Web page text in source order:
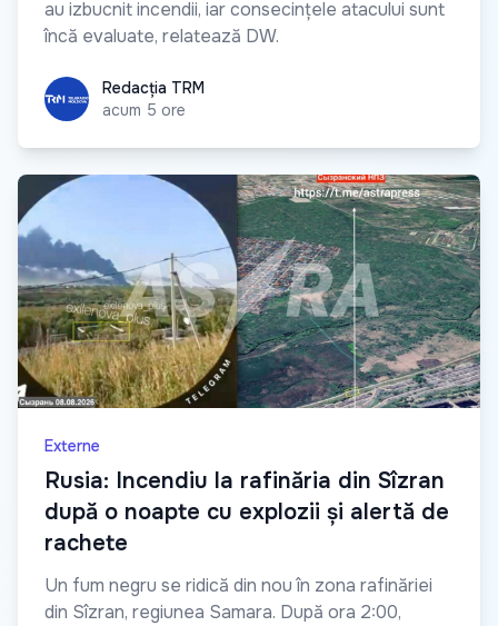
au izbucnit incendii, iar consecințele atacului sunt
încă evaluate, relatează DW.
Redacția TRM
Redacția TRM
acum 5 ore
Externe
Rusia: Incendiu la rafinăria din Sîzran
după o noapte cu explozii și alertă de
rachete
Un fum negru se ridică din nou în zona rafinăriei
din Sîzran, regiunea Samara. După ora 2:00,